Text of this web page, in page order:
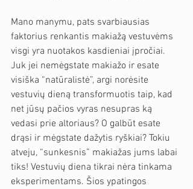
Mano manymu, pats svarbiausias
faktorius renkantis makiažą vestuvėms
visgi yra nuotakos kasdieniai įpročiai.
Juk jei nemėgstate makiažo ir esate
visiška “natūralistė”, argi norėsite
vestuvių dieną transformuotis taip, kad
net jūsų pačios vyras nesupras ką
vedasi prie altoriaus? O galbūt esate
drąsi ir mėgstate dažytis ryškiai? Tokiu
atveju, “sunkesnis” makiažas jums labai
tiks! Vestuvių diena tikrai nėra tinkama
eksperimentams. Šios ypatingos